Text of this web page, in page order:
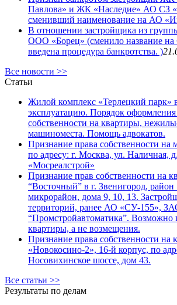
Павлова» и ЖК «Наследие» АО СЗ
сменивший наименование на АО
В отношении застройщика из
ООО «Борец» (сменило название
введена процедура банкротства. )
Все новости >>
Статьи
Жилой комплекс «Терлецкий парк»
эксплуатацию. Порядок оформления
собственности на квартиры,
машиноместа. Помощь адвокатов.
Признание права собственности на
по адресу: г. Москва, ул. Наличная,
«Мосреалстрой»
Признание прав собственности на
“Восточный” в г. Звенигород,
микрорайон, дома 9, 10, 13.
территорий, ранее АО «СУ-155»,
“Промстройавтоматика”. Возможно
квартиры, а не возмещения.
Признание права собственности
«Новокосино-2», 16-й корпус, по
Носовихинское шоссе, дом 43.
Все статьи >>
Результаты по делам